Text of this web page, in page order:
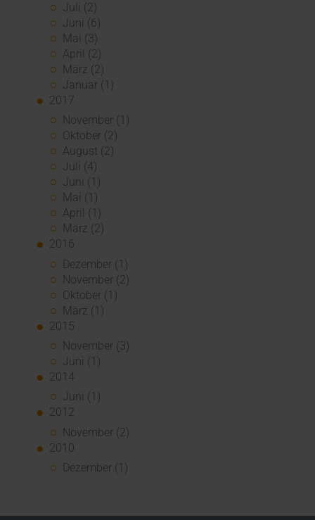
Juli (2)
Juni (6)
Mai (3)
April (2)
März (2)
Januar (1)
2017
November (1)
Oktober (2)
August (2)
Juli (4)
Juni (1)
Mai (1)
April (1)
März (2)
2016
Dezember (1)
November (2)
Oktober (1)
März (1)
2015
November (3)
Juni (1)
2014
Juni (1)
2012
November (2)
2010
Dezember (1)